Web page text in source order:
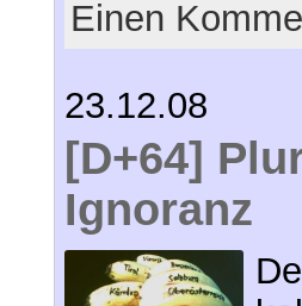
Einen
23.12.08
[D+64]
Ignoranz